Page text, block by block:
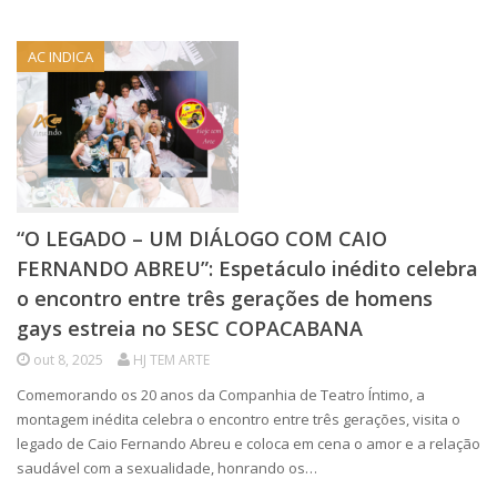
AC INDICA
“O LEGADO – UM DIÁLOGO COM CAIO
FERNANDO ABREU”: Espetáculo inédito celebra
o encontro entre três gerações de homens
gays estreia no SESC COPACABANA
out 8, 2025 HJ TEM ARTE
Comemorando os 20 anos da Companhia de Teatro Íntimo, a
montagem inédita celebra o encontro entre três gerações, visita o
legado de Caio Fernando Abreu e coloca em cena o amor e a relação
saudável com a sexualidade, honrando os…